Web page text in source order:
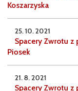
Koszarzyska
25. 10. 2021
Spacery Zwrotu z
Piosek
21. 8. 2021
Spacery Zwrotu z